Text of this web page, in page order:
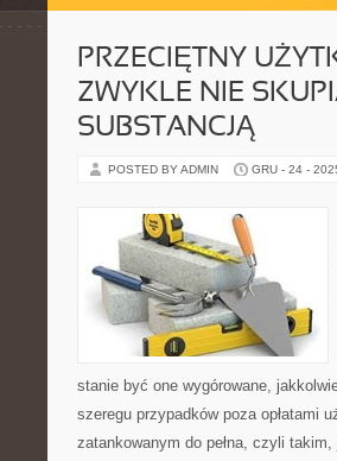
PRZECIĘTNY
ZWYKLE NIE
SUBSTANCJĄ
POSTED BY ADMIN GRU - 24 -
stanie być one wygórowane,
szeregu przypadków poza opłatami
zatankowanym do pełna, czyli